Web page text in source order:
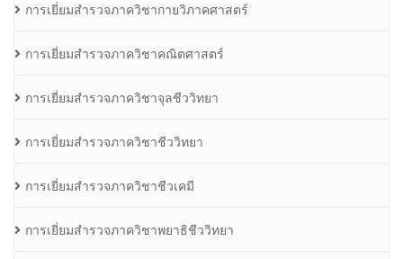
การเยี่ยมสำรวจภาควิชากายวิภาคศาสตร์
การเยี่ยมสำรวจภาควิชาคณิตศาสตร์
การเยี่ยมสำรวจภาควิชาจุลชีววิทยา
การเยี่ยมสำรวจภาควิชาชีววิทยา
การเยี่ยมสำรวจภาควิชาชีวเคมี
การเยี่ยมสำรวจภาควิชาพยาธิชีววิทยา